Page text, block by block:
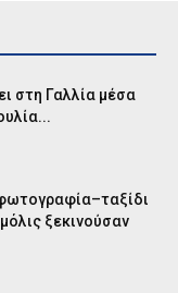
στη Γαλλία μέσα
ξεκινούσαν